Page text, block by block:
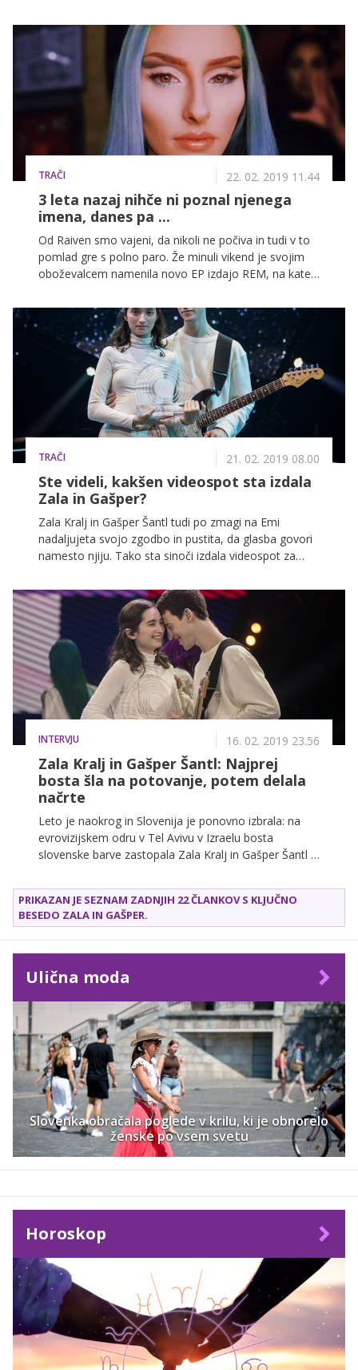
segla tudi onkraj naših meja in tako se trenutno
dokazuje tudi v Srbiji, kjer ji je ta teden uspel preboj v
finalni večer izbora za srbsko predstavnico na letošnji
Evroviziji.
TRAČI 22. 02. 2019 11.44
3 leta nazaj nihče ni poznal njenega
imena, danes pa ...
Od Raiven smo vajeni, da nikoli ne počiva in tudi v to
pomlad gre s polno paro. Že minuli vikend je svojim
oboževalcem namenila novo EP izdajo REM, na kateri
’temnejše kotičke svojih misli’, poleg tega pa je
napovedala tudi nove koncerte.
TRAČI 21. 02. 2019 08.00
Ste videli, kakšen videospot sta izdala
Zala in Gašper?
Zala Kralj in Gašper Šantl tudi po zmagi na Emi
nadaljujeta svojo zgodbo in pustita, da glasba govori
namesto njiju. Tako sta sinoči izdala videospot za
predstavila tudi na velikem evrovizijskem odru.
INTERVJU 16. 02. 2019 23.56
Zala Kralj in Gašper Šantl: Najprej
bosta šla na potovanje, potem delala
načrte
Leto je naokrog in Slovenija je ponovno izbrala: na
evrovizijskem odru v Tel Avivu v Izraelu bosta
slovenske barve zastopala Zala Kralj in Gašper Šantl s
presenetil, želi s pesmijo in svojim nastopom
predvsem dati ljudem vedeti, da smo vsi točno takšni,
kot moramo biti.
PRIKAZAN JE SEZNAM ZADNJIH 22 ČLANKOV S KLJUČNO
BESEDO ZALA IN GAŠPER.
Ulična moda
Slovenka obračala poglede v krilu, ki je obnorelo
ženske po vsem svetu
Horoskop